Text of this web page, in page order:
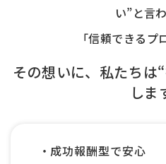
い”と言
「信頼できるプ
その想いに、私たちは
しま
成功報酬型で安心